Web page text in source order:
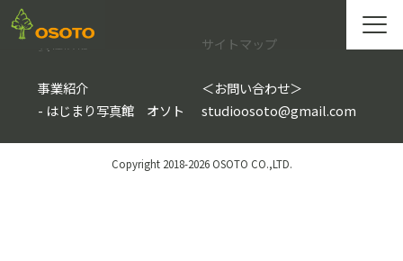
会社情報 サイトマップ
事業紹介
- はじまり写真館 オソト
＜お問い合わせ＞
studioosoto@gmail.com
Copyright 2018-2026 OSOTO CO.,LTD.